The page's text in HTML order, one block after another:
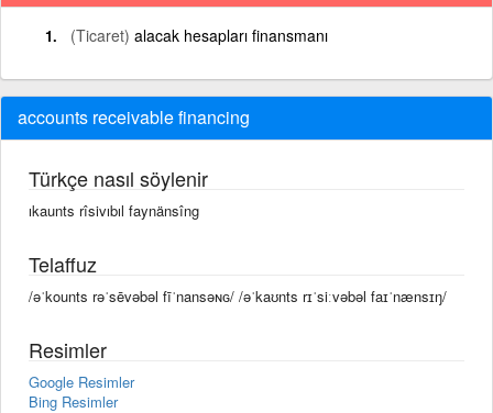
(Ticaret) alacak hesapları finansmanı
accounts receivable financing
Türkçe nasıl söylenir
ıkaunts rîsivıbıl faynänsîng
Telaffuz
/əˈkounts rəˈsēvəbəl fīˈnansəɴɢ/ /əˈkaʊnts rɪˈsiːvəbəl faɪˈnænsɪŋ/
Resimler
Google Resimler
Bing Resimler